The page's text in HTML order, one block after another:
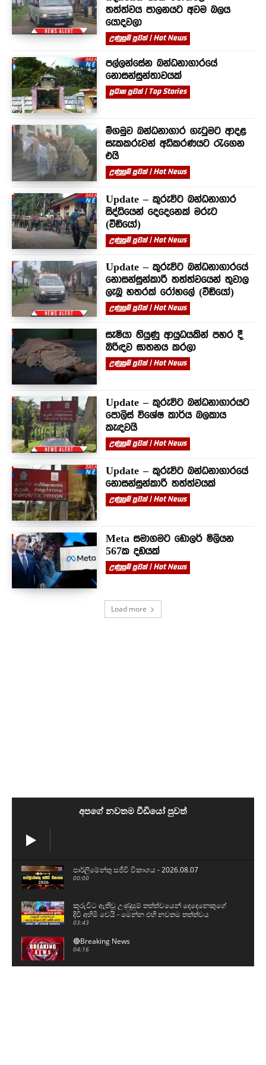
තත්ත්වය පාලනයට අවම බලය
යොදවලා
උණුසුම් පුවත් | Hot News
පල්ලන්සේන බන්ධනාගාරයේ
නොසන්සුන්තාවයක්
ප්‍රධාන පුවත් | Top Stories
මීගමුව බන්ධනාගාර ගැටුමට ආදළ
සැකකරුවන් අධිකරණයට රැගෙන
එයි
උණුසුම් පුවත් | Hot News
Update – කුරුවිට බන්ධනාගාර
සිද්ධියෙන් දෙදෙනෙක් මරුට
(වීඩියෝ)
උණුසුම් පුවත් | Hot News
Update – කුරුවිට බන්ධනාගාරයේ
නොසන්සුන්කාරී තත්ත්වයෙන් තුවාල
ලැබූ හතරක් රෝහලේ (වීඩියෝ)
උණුසුම් පුවත් | Hot News
සැමියා තියුණු ආයුධයකින් පහර දී
බිරිඳව ඝාතනය කරලා
උණුසුම් පුවත් | Hot News
Update – කුරුවිට බන්ධනාගාරයට
පොලිස් විශේෂ කාර්ය බලකාය
කැඳවයි
උණුසුම් පුවත් | Hot News
Update – කුරුවිට බන්ධනාගාරයේ
නොසන්සුන්කාරී තත්ත්වයක්
උණුසුම් පුවත් | Hot News
Meta සමාගමට ඩොලර් මිලියන
567ක දඩයක්
උණුසුම් පුවත් | Hot News
Load more
අපගේ නවතම වීඩියෝ පුවත්
පාර්ලිමේන්තු සජීවි විකාශය - 2026.08.07
00:00
කුරුවිට ඇතිවූ උණුසුම් තත්ත්වයෙන් දෙදෙනෙකුගේ
දිවි අහිමි වෙයි - මෙන්න එහි නවතම තත්ත්වය
03:43
🔴Breaking News
04:16